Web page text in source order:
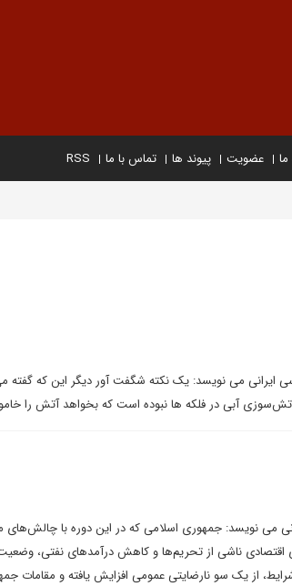
ما عضویت پیوند ها تماس با ما RSS
ایرانی می نویسد: یک نکته شگفت آور دیگر این که گفته
آبی در فلکه ها نبوده است که بخواهد آتش را
می نویسد: جمهوری اسلامی که در این دوره با چالش‌های
ناشی از تحریم‌ها و کاهش درآمدهای نفتی،
از یک سو نارضایتی عمومی افزایش یافته و مقامات